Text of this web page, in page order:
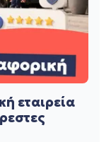
εταιρεία